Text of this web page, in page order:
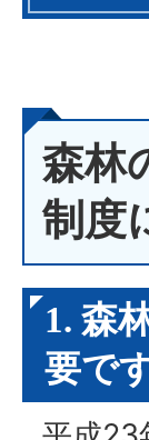
森林
制度
1. 森
要で